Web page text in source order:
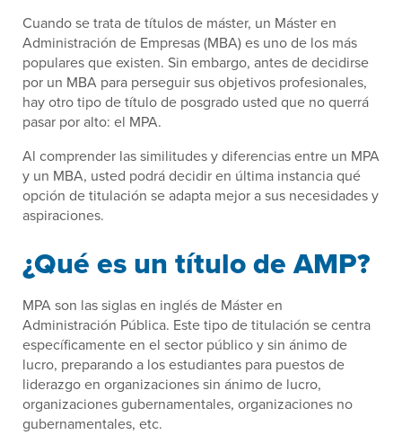
Cuando se trata de títulos de máster, un Máster en
Administración de Empresas (MBA) es uno de los más
populares que existen. Sin embargo, antes de decidirse
por un MBA para perseguir sus objetivos profesionales,
hay otro tipo de título de posgrado usted que no querrá
pasar por alto: el MPA.
Al comprender las similitudes y diferencias entre un MPA
y un MBA, usted podrá decidir en última instancia qué
opción de titulación se adapta mejor a sus necesidades y
aspiraciones.
¿Qué es un título de AMP?
MPA son las siglas en inglés de Máster en
Administración Pública. Este tipo de titulación se centra
específicamente en el sector público y sin ánimo de
lucro, preparando a los estudiantes para puestos de
liderazgo en organizaciones sin ánimo de lucro,
organizaciones gubernamentales, organizaciones no
gubernamentales, etc.